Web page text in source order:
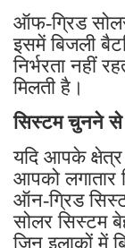
ऑफ-ग्रिड
इसमें बिजली
निर्भरता नहीं
मिलती है।
सिस्टम चुनने से
यदि आपके
आपको लगातार
ऑन-ग्रिड
सोलर सिस्टम
जिन इलाकों में